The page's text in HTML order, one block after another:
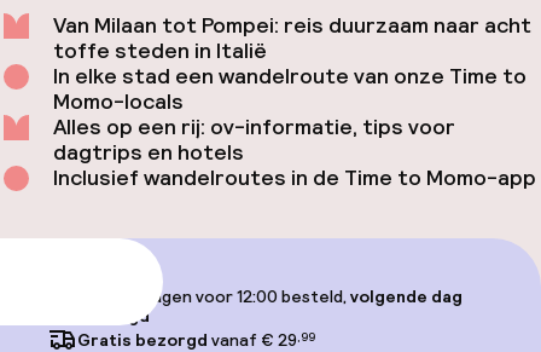
Van Milaan tot Pompei: reis duurzaam naar acht
toffe steden in Italië
In elke stad een wandelroute van onze Time to
Momo-locals
Alles op een rij: ov-informatie, tips voor
dagtrips en hotels
Inclusief wandelroutes in de Time to Momo-app
Op werkdagen voor 12:00 besteld,volgende dag
bezorgd
Gratis bezorgd vanaf € 29,99